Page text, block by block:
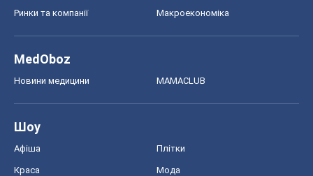
Ринки та компанії Макроекономіка
MedOboz
Новини медицини MAMACLUB
Шоу
Афіша Плітки
Краса Мода